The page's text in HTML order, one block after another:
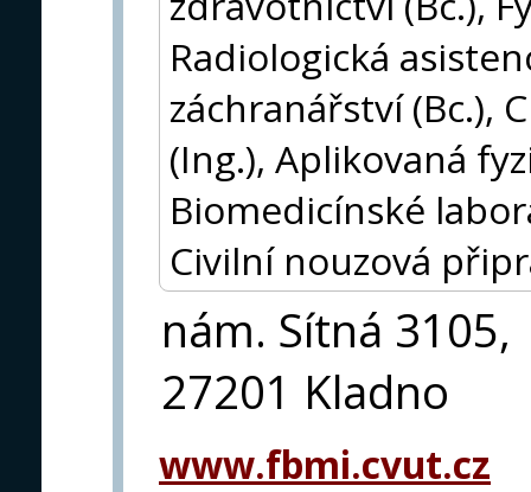
Radiologická
záchranářství (Bc.),
(Ing.), Aplikovaná
Biomedicínské
Civilní nouzová
nám. Sítná 3105,
27201 Kladno
www.fbmi.cvut.cz